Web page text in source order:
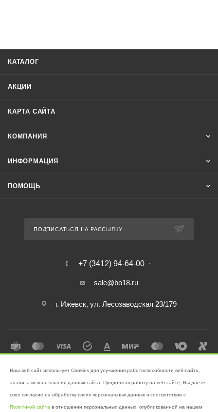
КАТАЛОГ
АКЦИИ
КАРТА САЙТА
КОМПАНИЯ
ИНФОРМАЦИЯ
ПОМОЩЬ
ПОДПИСАТЬСЯ НА РАССЫЛКУ
+7 (3412) 94-64-00
sale@bo18.ru
г. Ижевск, ул. Лесозаводская 23/179
поддержании чистоты!
Наш веб-сайт использует Cookies для улучшения работоспособности веб-сайта,
анализа использования данных сайта. Продолжая работу на веб-сайте, Вы даете
свое согласие на обработку своих персональных данных в соответствии с
Политикой сайта в отношении персональных данных, опубликованной на нашем